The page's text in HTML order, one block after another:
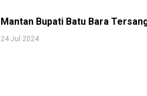
Mantan Bupati Batu Bara
24 Jul 2024